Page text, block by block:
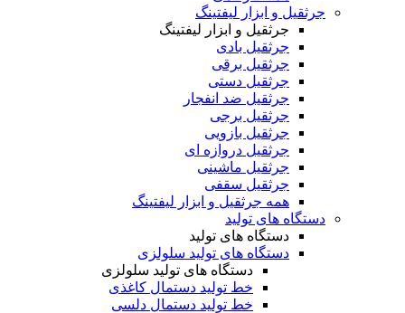
جرثقیل و ابزار لیفتینگ
جرثقیل و ابزار لیفتینگ
جرثقیل بادی
جرثقیل برقی
جرثقیل دستی
جرثقیل ضد انفجار
جرثقیل برجی
جرثقیل بازویی
جرثقیل دروازه ای
جرثقیل ماشینی
جرثقیل سقفی
همه جرثقیل و ابزار لیفتینگ
دستگاه های تولید
دستگاه های تولید
دستگاه های تولید سلولزی
دستگاه های تولید سلولزی
خط تولید دستمال کاغذی
خط تولید دستمال دلسی